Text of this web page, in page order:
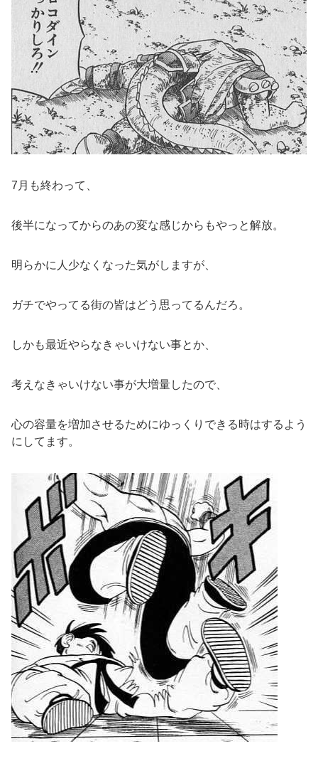
7月も終わって、
後半になってからのあの変な感じからもやっと解放。
明らかに人少なくなった気がしますが、
ガチでやってる街の皆はどう思ってるんだろ。
しかも最近やらなきゃいけない事とか、
考えなきゃいけない事が大増量したので、
心の容量を増加させるためにゆっくりできる時はするよう
にしてます。